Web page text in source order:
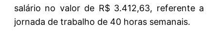
salário no valor de R$ 3.412,63, referente a
jornada de trabalho de 40 horas semanais.